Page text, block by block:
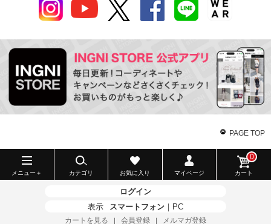
PAGE TOP
メニュー＋ カテゴリ お気に入り マイページ カート
0
ログイン
表示
スマートフォン ｜ PC
カートを見る 会員登録 メルマガ登録